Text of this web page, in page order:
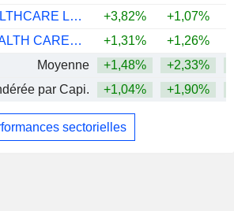
FORTIS HEALTHCARE LIMITED
+3,82% +1,07%
RAMSAY HEALTH CARE LIMITED
+1,31% +1,26%
Moyenne
+1,48% +2,33%
par Capi.
+1,04% +1,90%
sectorielles